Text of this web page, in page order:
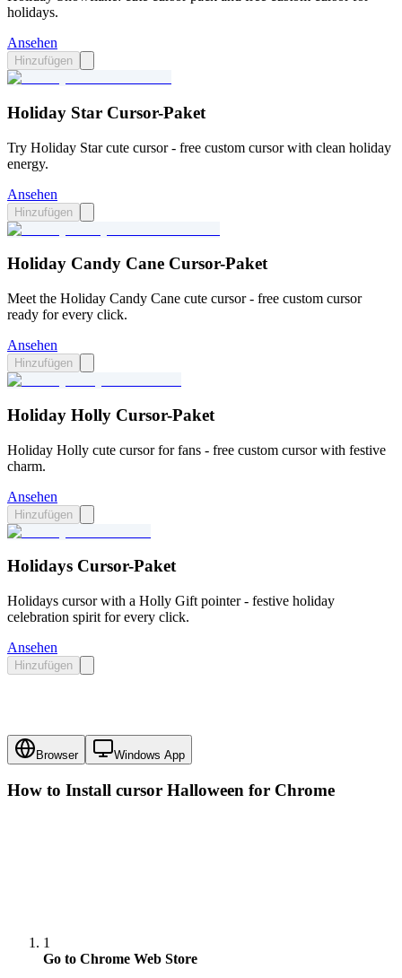
holidays.
Ansehen
Hinzufügen
Holiday Star Cursor-Paket
Try Holiday Star cute cursor - free custom cursor with clean holiday
energy.
Ansehen
Hinzufügen
Holiday Candy Cane Cursor-Paket
Meet the Holiday Candy Cane cute cursor - free custom cursor
ready for every click.
Ansehen
Hinzufügen
Holiday Holly Cursor-Paket
Holiday Holly cute cursor for fans - free custom cursor with festive
charm.
Ansehen
Hinzufügen
Holidays Cursor-Paket
Holidays cursor with a Holly Gift pointer - festive holiday
celebration spirit for every click.
Ansehen
Hinzufügen
Browser Windows App
How to Install cursor Halloween for Chrome
1
Go to Chrome Web Store